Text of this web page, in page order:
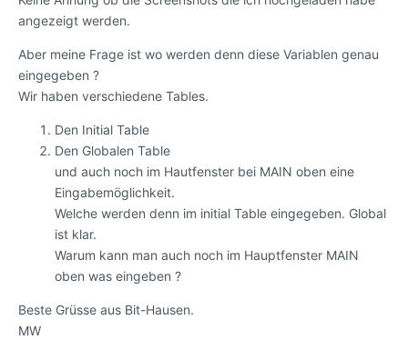
angezeigt werden.
Aber meine Frage ist wo werden denn diese Variablen genau
eingegeben ?
Wir haben verschiedene Tables.
Den Initial Table
Den Globalen Table
und auch noch im Hautfenster bei MAIN oben eine
Eingabemöglichkeit.
Welche werden denn im initial Table eingegeben. Global
ist klar.
Warum kann man auch noch im Hauptfenster MAIN
oben was eingeben ?
Beste Grüsse aus Bit-Hausen.
MW